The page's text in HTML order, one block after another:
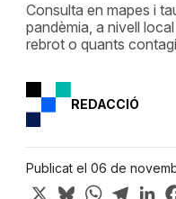
Consulta en mapes i
pandèmia, a nivell
rebrot o quants
REDACCIÓ
Publicat el 06 de
X BlueskyWhatsApp